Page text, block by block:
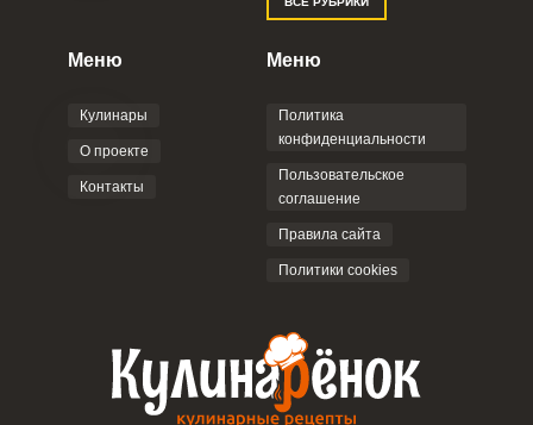
Меню
Кулинары
О проекте
Контакты
Меню
Политика
конфиденциальности
Пользовательское
соглашение
Правила сайта
Политики cookies